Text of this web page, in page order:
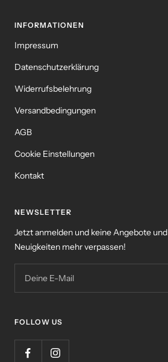
INFORMATIONEN
Impressum
Datenschutzerklärung
Widerrufsbelehrung
Versandbedingungen
AGB
Cookie Einstellungen
Kontakt
NEWSLETTER
Jetzt anmelden und keine Angebote und
Neuigkeiten mehr verpassen!
Deine E-Mail
FOLLOW US